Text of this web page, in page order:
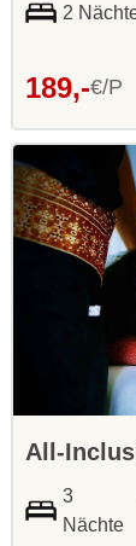
2
189,-€/P
All-
3
Nächte